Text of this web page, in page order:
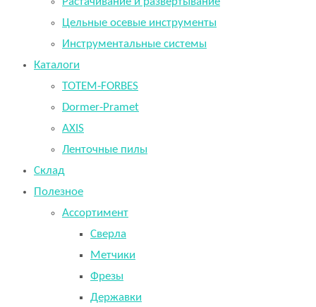
Цельные осевые инструменты
Инструментальные системы
Каталоги
TOTEM-FORBES
Dormer-Pramet
AXIS
Ленточные пилы
Склад
Полезное
Ассортимент
Сверла
Метчики
Фрезы
Державки